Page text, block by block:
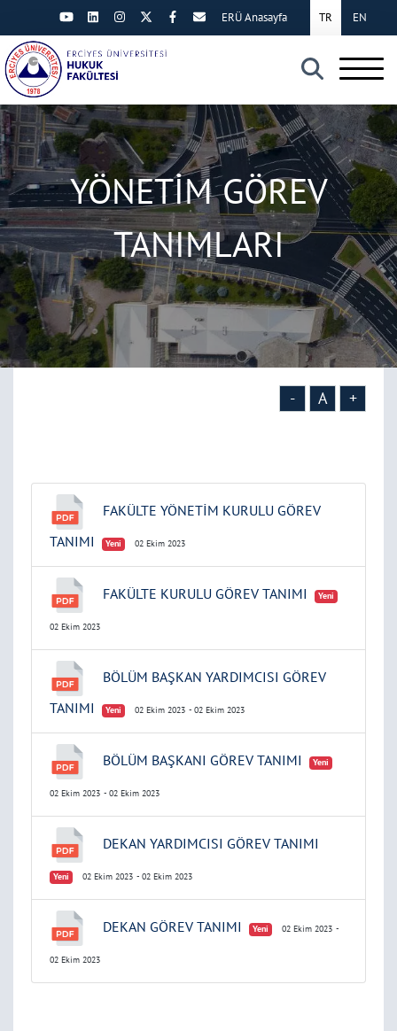
×
TR EN
ERÜ Anasayfa
YÖNETİM GÖREV
TANIMLARI
- A +
FAKÜLTE YÖNETİM KURULU GÖREV
TANIMI
Yeni 02 Ekim 2023
FAKÜLTE KURULU GÖREV TANIMI Yeni
02 Ekim 2023
BÖLÜM BAŞKAN YARDIMCISI GÖREV
TANIMI
Yeni 02 Ekim 2023 - 02 Ekim 2023
BÖLÜM BAŞKANI GÖREV TANIMI Yeni
02 Ekim 2023 - 02 Ekim 2023
DEKAN YARDIMCISI GÖREV TANIMI
Yeni 02 Ekim 2023 - 02 Ekim 2023
DEKAN GÖREV TANIMI Yeni 02 Ekim 2023 -
02 Ekim 2023